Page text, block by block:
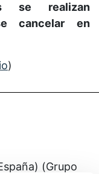
se realizan
cancelar en
)
(Grupo